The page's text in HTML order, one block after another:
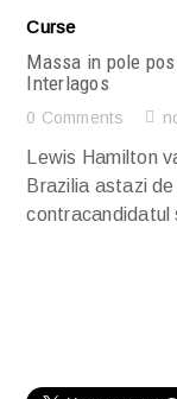
Curse
Massa in pole
Interlagos
0 Comments
Lewis Hamilton
Brazilia astazi
contracandidatul